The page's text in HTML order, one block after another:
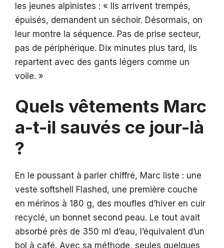
les jeunes alpinistes : « Ils arrivent trempés,
épuisés, demandent un séchoir. Désormais, on
leur montre la séquence. Pas de prise secteur,
pas de périphérique. Dix minutes plus tard, ils
repartent avec des gants légers comme un
voile. »
Quels vêtements Marc
a-t-il sauvés ce jour-là
?
En le poussant à parler chiffré, Marc liste : une
veste softshell Flashed, une première couche
en mérinos à 180 g, des moufles d’hiver en cuir
recyclé, un bonnet second peau. Le tout avait
absorbé près de 350 ml d’eau, l’équivalent d’un
bol à café. Avec sa méthode, seules quelques